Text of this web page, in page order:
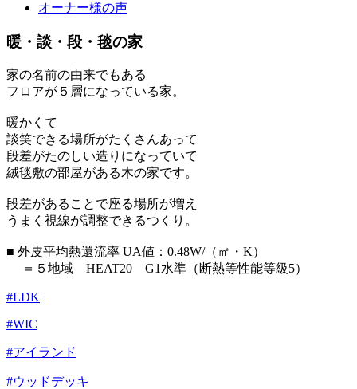
オーナー様の声
暖・談・段・毯の家
家の名前の由来でもある
フロアが５層になっている家。
暖かくて
談笑できる場所がたくさんあって
段差がたのしい造りになっていて
絨毯敷の部屋がある木の家です。
段差があることで座る場所が増え
うまく視線が調整できるつくり。
■ 外皮平均熱還流率 UA値：0.48W/（㎡・K）
＝５地域 HEAT20 G1水準（断熱等性能等級5）
#LDK
#WIC
#アイランド
#ウッドデッキ